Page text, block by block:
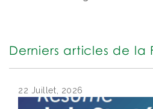
Derniers articles de la
22 Juillet, 2026